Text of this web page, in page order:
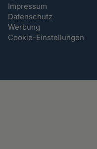
Impressum
Datenschutz
Werbung
Cookie-Einstellungen